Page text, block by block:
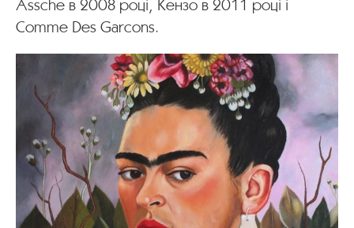
Assche в 2008 році, Кензо в 2011 році і
Comme Des Garcons.